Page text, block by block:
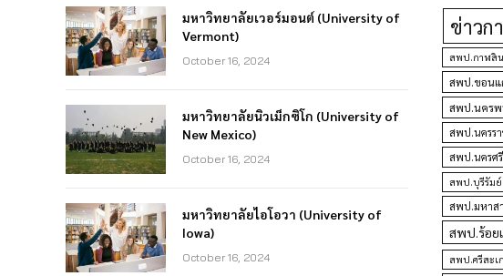
มหาวิทยาลัยเวอร์มอนต์ (University of
Vermont)
October 16, 2024
มหาวิทยาลัยนิวเม็กซิโก (University of
New Mexico)
October 16, 2024
มหาวิทยาลัยไอโอวา (University of
Iowa)
October 16, 2024
ข่าวก
สพป.กาฬสิน
สพป.ขอนแ
สพป.นครพ
สพป.นครร
สพป.นครศรี
สพป.บุรีรัมย์
สพป.มหาส
สพป.ร้อย
สพป.ศรีสะเ